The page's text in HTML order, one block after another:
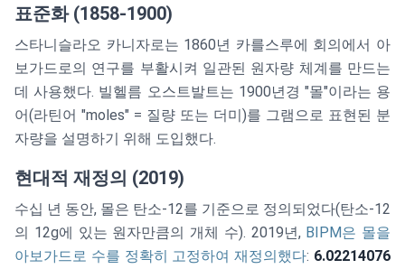
표준화 (1858-1900)
스타니슬라오 카니자로는 1860년 카를스루에 회의에서 아
보가드로의 연구를 부활시켜 일관된 원자량 체계를 만드는
데 사용했다. 빌헬름 오스트발트는 1900년경 "몰"이라는 용
어(라틴어 "moles" = 질량 또는 더미)를 그램으로 표현된 분
자량을 설명하기 위해 도입했다.
현대적 재정의 (2019)
수십 년 동안, 몰은 탄소-12를 기준으로 정의되었다(탄소-12
의 12g에 있는 원자만큼의 개체 수). 2019년, BIPM은 몰을
아보가드로 수를 정확히 고정하여 재정의했다: 6.02214076